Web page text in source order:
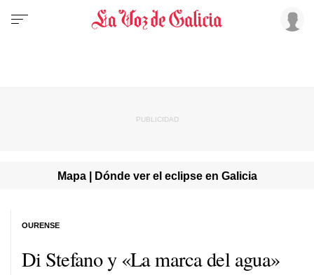
Mapa | Dónde ver el eclipse en Galicia
Di Stefano y «La marca del agua»
OURENSE